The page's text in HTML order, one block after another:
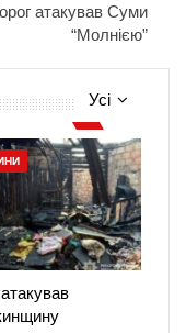
атакував Суми
“Молнією”
Усі